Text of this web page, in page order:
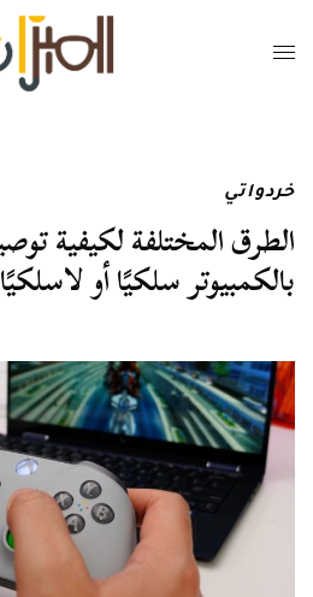
خردواتي
بالكمبيوتر سلكيًا أو لاسلكيًا